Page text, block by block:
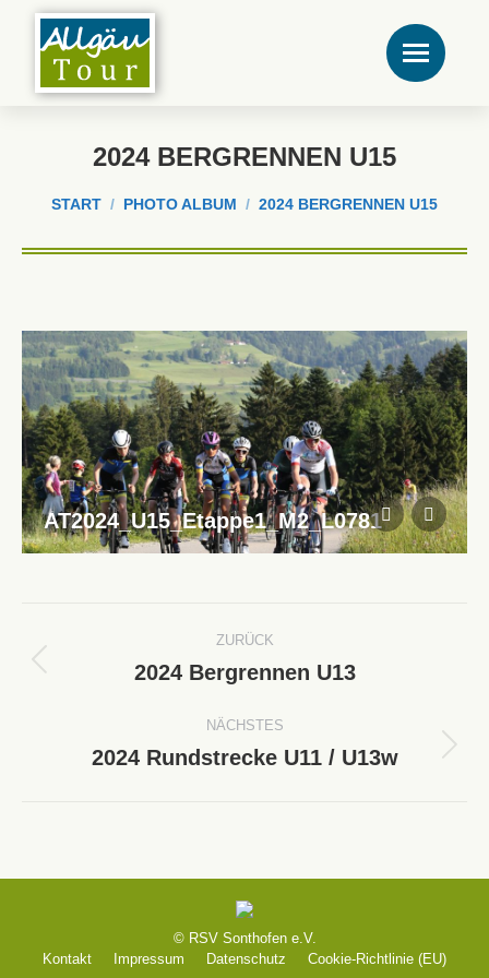
2024 BERGRENNEN U15
START PHOTO ALBUM 2024 BERGRENNEN U15
AT2024_U15_Etappe1_M2_L0781
Navigation
ZURÜCK
Vorheriges
2024 Bergrennen U13
NÄCHSTES
Nächstes
2024 Rundstrecke U11 / U13w
© RSV Sonthofen e.V.
Kontakt
Impressum Datenschutz Cookie-Richtlinie (EU)